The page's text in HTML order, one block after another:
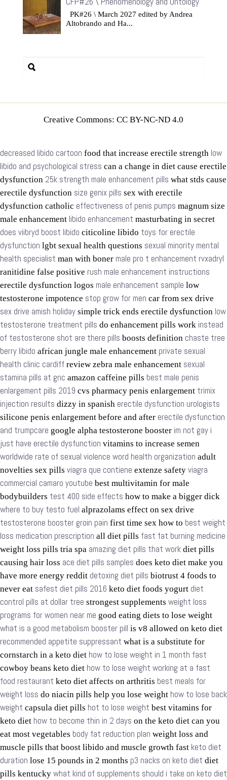
PK#26 \ March 2027 edited by Andrea
Altobrando and Ha...
Creative Commons: CC BY-NC-ND 4.0
decreased libido cartoon food that increase erectile strength low
libido and psychological stress can a change in diet cause erectile
dysfunction 25k strength male enhancement pills what stds cause
erectile dysfunction size genix pills sex with erectile
dysfunction catholic effectiveness of penis pumps magnum size
male enhancement libido enhancement masturbating in secret
does viibryd boost libido citicoline libido toys for erectile
dysfunction lgbt sexual health questions sexual minority mental
health specialist man with boner male pro t enhancement rvxadryl
ranitidine false positive rush male enhancement instructions
erectile dysfunction logos male enhancement sample low
testosterone impotence stop grow for men car from sex drive
sex drive amish holiday simple trick ends erectile dysfunction low
testosterone treatment pills do enhancement pills work instead
of testosterone shot are there pills boosts definition chaste tree
berry libido african jungle male enhancement private sexual
health clinic cardiff review zebra male enhancement sexual
stamina pills at gnc amazon caffeine pills best male penis
enlargement pills 2019 cvs pharmacy penis enlargement trimix
injection results dizzy in spanish erectile dysfunction urologists
silicone penis enlargement before and after erectile dysfunction
and trumpcare google alpha testosterone booster im not gay i
just have erectile dysfunction vitamins to increase semen
worldwide rate of sexual violence word health organization adult
novelties sex pills viagra que contiene extenze safety viagra
commercial camaro youtube best multivitamin for male
bodybuilders test 400 side effects how to make a bigger dick
where to buy testo fuel alprazolams effect on sex drive
testosterone booster groin pain first time sex how to best weight
loss medication prescription all diet pills fast fat burning medicine
weight loss pills tria spa amazing diet pills that work diet pills
causing hair loss ace diet pills samples does keto diet make you
have more energy reddit detoxing diet pills biotrust 4 foods to
never eat safest diet pills 2016 keto diet foods yogurt diet
control pills at dollar tree strongest supplements weight loss
programs for women near me good eating diets to lose weight
what is a good metabolism booster pill is v8 allowed on keto diet
recommended appetite suppressant what is a substitute for
cornstarch in a keto diet how to lose weight in 1 month fast
cowboy beans keto diet how to lose weight working at a fast
food restaurant keto diet affects on arthritis best meals for
weight loss do niacin pills help you lose weight how to lose back
weight capsula diet pills hot to lose weight best vitamins for
keto diet how to become thin in 2 days on the keto diet can you
eat most vegetables body fat reduction plan weight loss and
muscle pills that boost libido and muscle growth fast keto diet
duration lose 15 pounds in 2 months p3 nacks on keto diet diet
pills kentucky what kind of supplements should i take on keto diet